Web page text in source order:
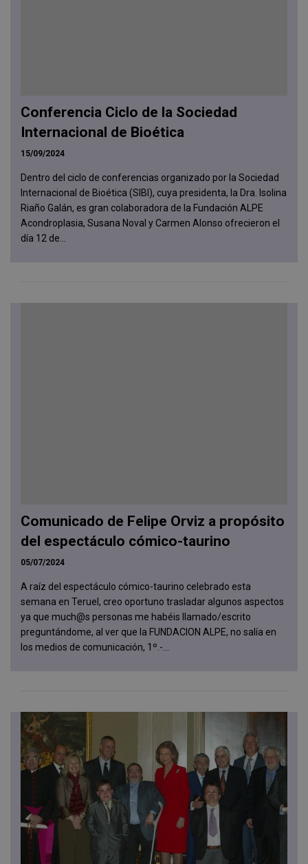
Conferencia Ciclo de la Sociedad
Internacional de Bioética
15/09/2024
Dentro del ciclo de conferencias organizado por la Sociedad
Internacional de Bioética (SIBI), cuya presidenta, la Dra. Isolina
Riaño Galán, es gran colaboradora de la Fundación ALPE
Acondroplasia, Susana Noval y Carmen Alonso ofrecieron el
día 12 de...
Comunicado de Felipe Orviz a propósito
del espectáculo cómico-taurino
05/07/2024
A raíz del espectáculo cómico-taurino celebrado esta
semana en Teruel, creo oportuno trasladar algunos aspectos
ya que much@s personas me habéis llamado/escrito
preguntándome, al ver que la FUNDACION ALPE, no salía en
los medios de comunicación, 1º.-...